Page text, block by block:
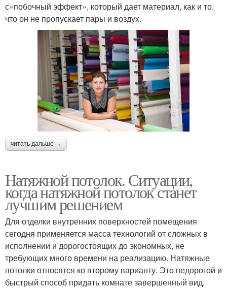
с»побочный эффект», который дает материал, как и то,
что он не пропускает пары и воздух.
читать дальше →
Натяжной потолок. Ситуации,
когда натяжной потолок станет
лучшим решением
Для отделки внутренних поверхностей помещения
сегодня применяется масса технологий от сложных в
исполнении и дорогостоящих до экономных, не
требующих много времени на реализацию. Натяжные
потолки относятся ко второму варианту. Это недорогой и
быстрый способ придать комнате завершенный вид.